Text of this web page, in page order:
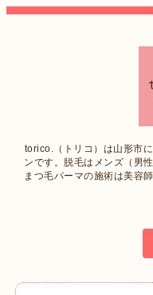
torico.（トリコ）は山形市
ンです。脱毛はメンズ（男
まつ毛パーマの施術は美容